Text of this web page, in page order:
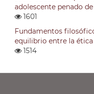
adolescente penado
1601
Fundamentos
equilibrio entre la
1514